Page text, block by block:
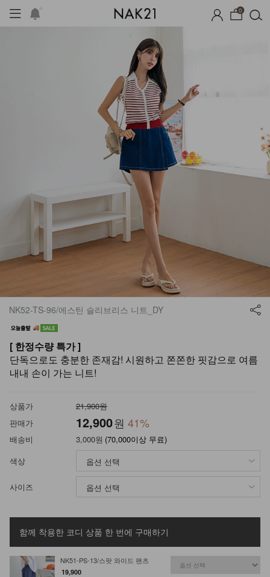
0
시즌오프 1+1 기획세트
NK52-TS-96/에스틴 슬리브리스 니트_DY
[ 한정수량 특가 ]
단독으로도 충분한 존재감! 시원하고 쫀쫀한 핏감으로 여름
내내 손이 가는 니트!
상품가
21,900원
판매가
12,900원 41%
배송비 3,000원 (70,000이상 무료)
색상
사이즈
함께 착용한 코디 상품 한 번에 구매하기
NK51-PS-13/스팟 와이드 팬츠
19,900